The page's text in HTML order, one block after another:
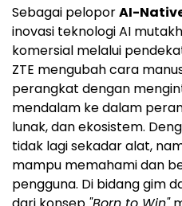
Sebagai peloporAI-
inovasi teknologi AI
komersial melalui
ZTE mengubah cara
perangkat dengan
mendalam ke dalam
lunak, dan ekosistem.
tidak lagi sekadar alat,
mampu memahami dan
pengguna. Di bidang gim